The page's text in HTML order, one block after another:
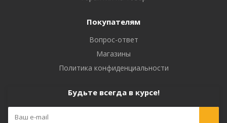
Покупателям
Вопрос-ответ
Магазины
Политика конфиденциальности
Будьте всегда в курсе!